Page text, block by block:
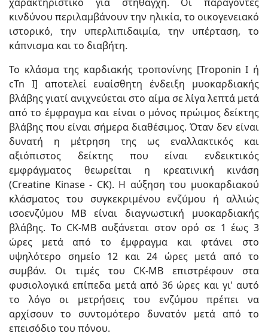
κινδύνου περιλαμβάνουν την ηλικία, το οικογενειακό
ιστορικό, την υπερλιπιδαιμία, την υπέρταση, το
κάπνισμα και το διαβήτη.
Το κλάσμα της καρδιακής τροπονίνης [Troponin I ή
cTn I] αποτελεί ευαίσθητη ένδειξη μυοκαρδιακής
βλάβης γιατί ανιχνεύεται στο αίμα σε λίγα λεπτά μετά
από το έμφραγμα και είναι ο μόνος πρώιμος δείκτης
βλάβης που είναι σήμερα διαθέσιμος. Όταν δεν είναι
δυνατή η μέτρηση της ως εναλλακτικός και
αξιόπιστος δείκτης που είναι ενδεικτικός
εμφράγματος θεωρείται η κρεατινική κινάση
(Creatine Kinase - CK). Η αύξηση του μυοκαρδιακού
κλάσματος του συγκεκριμένου ενζύμου ή αλλιώς
ισοενζύμου MB είναι διαγνωστική μυοκαρδιακής
βλάβης. To CK-MB αυξάνεται στον ορό σε 1 έως 3
ώρες μετά από το έμφραγμα και φτάνει στο
υψηλότερο σημείο 12 και 24 ώρες μετά από το
συμβάν. Οι τιμές του CK-MB επιστρέφουν στα
φυσιολογικά επίπεδα μετά από 36 ώρες και γι' αυτό
το λόγο οι μετρήσεις του ενζύμου πρέπει να
αρχίσουν το συντομότερο δυνατόν μετά από το
επεισόδιο του πόνου.